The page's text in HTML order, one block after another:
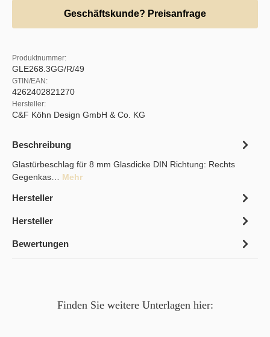
Geschäftskunde? Preisanfrage
Produktnummer:
GLE268.3GG/R/49
GTIN/EAN:
4262402821270
Hersteller:
C&F Köhn Design GmbH & Co. KG
Beschreibung
Glastürbeschlag für 8 mm Glasdicke DIN Richtung: Rechts
Gegenkas… Mehr
Hersteller
Hersteller
Bewertungen
Finden Sie weitere Unterlagen hier: